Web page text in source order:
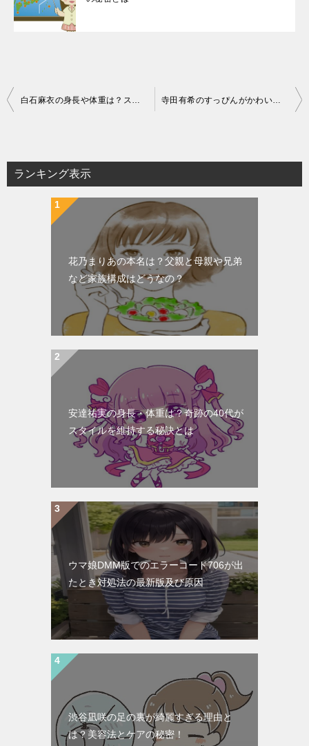
投
ビ
ゲ
白石麻衣の身長や体重は？スタイル維持の秘密とは？ 寺田有希のすっぴんがかわいい！メイクやスキンケアについて
ランキング表示
花乃まりあの本名は？父親と母親や兄弟
など家族構成はどうなの？
安達祐実の身長・体重は？奇跡の40代が
スタイルを維持する秘訣とは
ウマ娘DMM版でのエラーコード706が出
たとき対処法の最新版及び原因
渋谷凪咲の足の裏が綺麗すぎる理由と
は？美容法とケアの秘密！